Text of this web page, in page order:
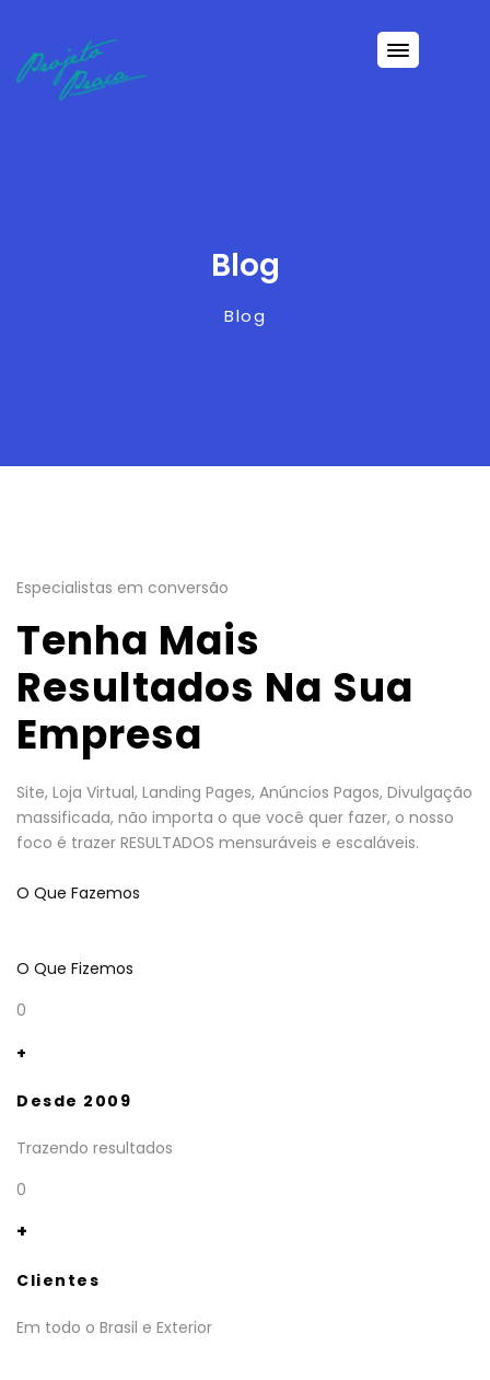
Blog
Blog
Especialistas em conversão
Tenha Mais
Resultados Na Sua
Empresa
Site, Loja Virtual, Landing Pages, Anúncios Pagos, Divulgação
massificada, não importa o que você quer fazer, o nosso
foco é trazer RESULTADOS mensuráveis e escaláveis.
O Que Fazemos
O Que Fizemos
0
+
Desde 2009
Trazendo resultados
0
+
Clientes
Em todo o Brasil e Exterior